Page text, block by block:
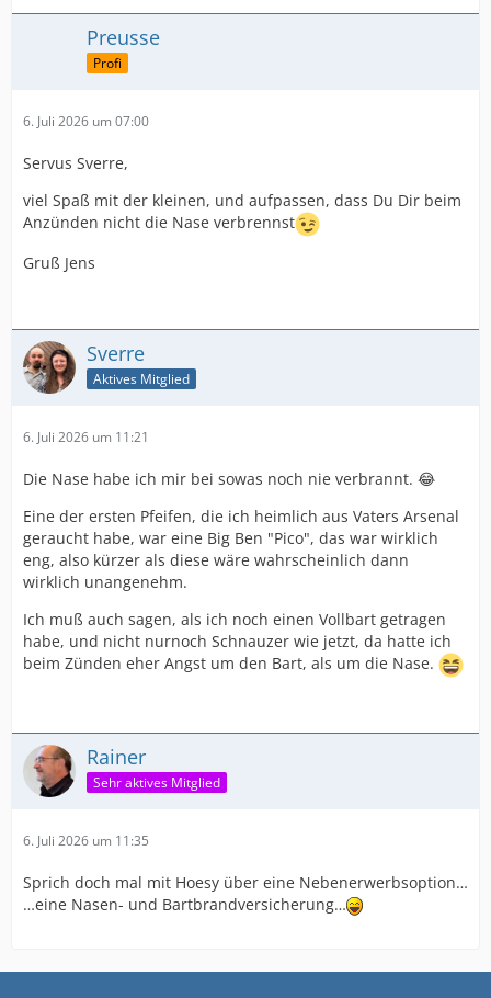
Preusse
Profi
6. Juli 2026 um 07:00
Servus Sverre,
viel Spaß mit der kleinen, und aufpassen, dass Du Dir beim
Anzünden nicht die Nase verbrennst
Gruß Jens
Sverre
Aktives Mitglied
6. Juli 2026 um 11:21
Die Nase habe ich mir bei sowas noch nie verbrannt. 😂
Eine der ersten Pfeifen, die ich heimlich aus Vaters Arsenal
geraucht habe, war eine Big Ben "Pico", das war wirklich
eng, also kürzer als diese wäre wahrscheinlich dann
wirklich unangenehm.
Ich muß auch sagen, als ich noch einen Vollbart getragen
habe, und nicht nurnoch Schnauzer wie jetzt, da hatte ich
beim Zünden eher Angst um den Bart, als um die Nase.
Rainer
Sehr aktives Mitglied
6. Juli 2026 um 11:35
Sprich doch mal mit Hoesy über eine Nebenerwerbsoption…
…eine Nasen- und Bartbrandversicherung…